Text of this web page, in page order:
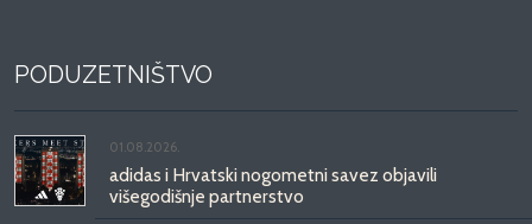
PODUZETNIŠTVO
01.08.2026.
adidas i Hrvatski nogometni savez objavili
višegodišnje partnerstvo